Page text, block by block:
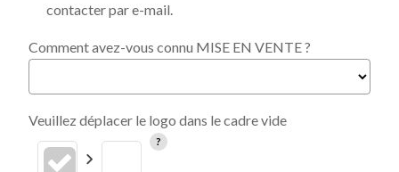
contacter par e-mail.
Comment avez-vous connu MISE EN VENTE ?
Veuillez déplacer le logo dans le cadre vide